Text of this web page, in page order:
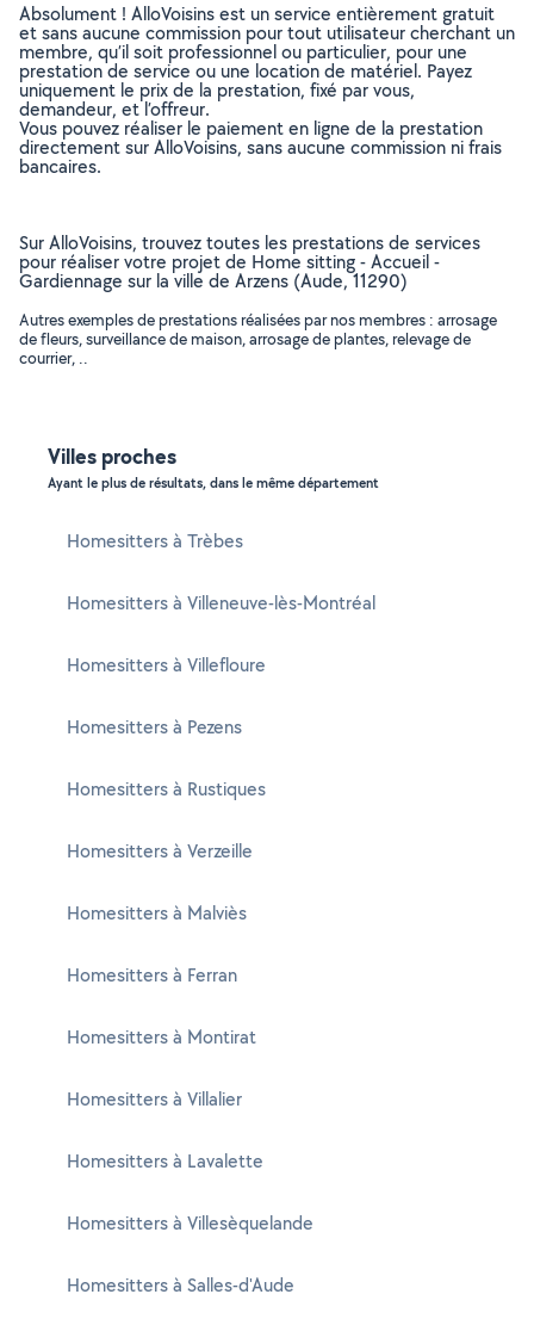
Absolument ! AlloVoisins est un service entièrement gratuit
et sans aucune commission pour tout utilisateur cherchant un
membre, qu’il soit professionnel ou particulier, pour une
prestation de service ou une location de matériel. Payez
uniquement le prix de la prestation, fixé par vous,
demandeur, et l’offreur.
Vous pouvez réaliser le paiement en ligne de la prestation
directement sur AlloVoisins, sans aucune commission ni frais
bancaires.
Sur AlloVoisins, trouvez toutes les prestations de services
pour réaliser votre projet de Home sitting - Accueil -
Gardiennage sur la ville de Arzens (Aude, 11290)
Autres exemples de prestations réalisées par nos membres : arrosage
de fleurs, surveillance de maison, arrosage de plantes, relevage de
courrier, ..
Villes proches
Ayant le plus de résultats, dans le même département
Homesitters à Trèbes
Homesitters à Villeneuve-lès-Montréal
Homesitters à Villefloure
Homesitters à Pezens
Homesitters à Rustiques
Homesitters à Verzeille
Homesitters à Malviès
Homesitters à Ferran
Homesitters à Montirat
Homesitters à Villalier
Homesitters à Lavalette
Homesitters à Villesèquelande
Homesitters à Salles-d'Aude